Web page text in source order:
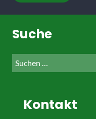
Suche
Suche
nach:
Kontakt